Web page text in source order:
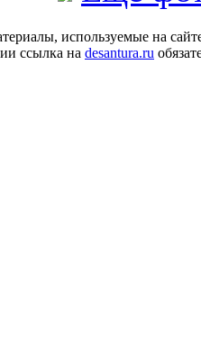
используемые на
ссылка на desantura.ru